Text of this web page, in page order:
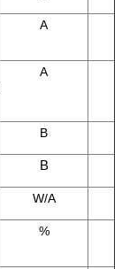
Α
Α
Β
Β
W/A
%